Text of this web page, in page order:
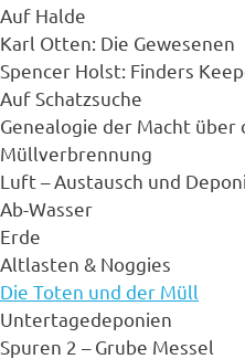
Auf Halde
Karl Otten: Die Gewesenen
Spencer Holst: Finders
Auf Schatzsuche
Genealogie der Macht über
Müllverbrennung
Luft – Austausch und
Ab-Wasser
Erde
Altlasten & Noggies
Die Toten und der Müll
Untertagedeponien
Spuren 2 – Grube Messel